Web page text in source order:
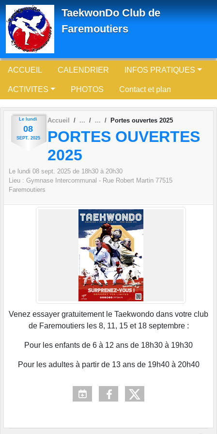
TaekwonDo Club de
Faremoutiers
ACCUEIL CALENDRIER INFOS PRATIQUES
ACTIVITES PHOTOS Contact et plan
Le lundi
08
SEPT. 2025
Accueil Portes ouvertes 2025
PORTES OUVERTES
2025
Le lundi 08 sept. 2025 de 18h30 à 20h30
Lieu : Gymnase Intercommunal - Rue Robert Martin 77515
Faremoutiers
Venez essayer gratuitement le Taekwondo dans votre club
de Faremoutiers les 8, 11, 15 et 18 septembre :
Pour les enfants de 6 à 12 ans de 18h30 à 19h30
Pour les adultes à partir de 13 ans de 19h40 à 20h40
Panneau de gestion des cookies